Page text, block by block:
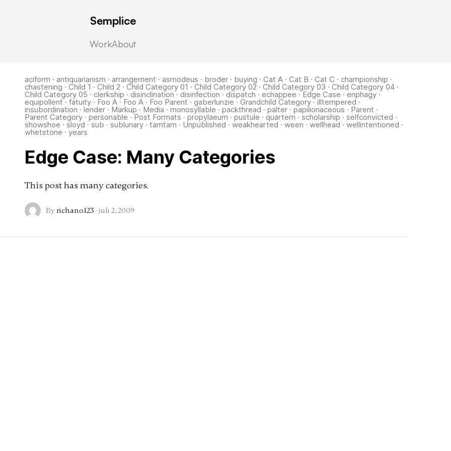
Semplice
WorkAbout
aciform · antiquarianism · arrangement · asmodeus · broder · buying · Cat A · Cat B · Cat C · championship ·
chastening · Child 1 · Child 2 · Child Category 01 · Child Category 02 · Child Category 03 · Child Category 04 ·
Child Category 05 · clerkship · disinclination· disinfection · dispatch · echappee ·Edge Case · enphagy ·
equipollent· fatuity · Foo A · Foo A · Foo Parent · gaberlunzie · Grandchild Category· illtempered ·
insubordination · lender · Markup · Media · monosyllable · packthread · palter · papilionaceous · Parent ·
Parent Category · personable ·Post Formats · propylaeum · pustule · quartern · scholarship · selfconvicted ·
showshoe · sloyd ·sub · sublunary · tamtam · Unpublished · weakhearted · ween · wellhead · wellintentioned ·
whetstone · years
Edge Case: Many Categories
This post has many categories.
By richano123 · juli 2, 2009